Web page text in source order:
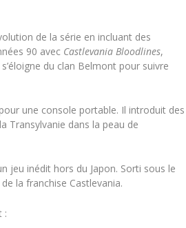
de la série en incluant des
90 avec Castlevania Bloodlines,
du clan Belmont pour suivre
une console portable. Il introduit des
Transylvanie dans la peau de
jeu inédit hors du Japon. Sorti sous le
la franchise Castlevania.
: